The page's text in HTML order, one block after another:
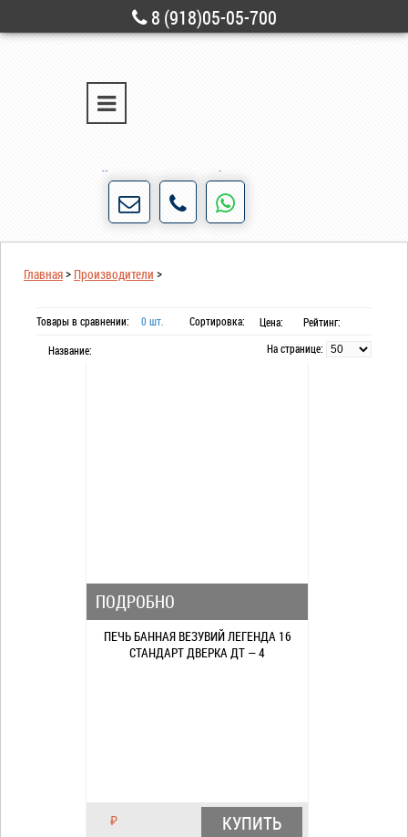
8 (918)05-05-700
г. Новороссийск ул. Свободы, д. 28
Порядочность и честность для нас не пустые
Главная> Производители >
Товары в сравнении: 0 шт. Сортировка: Цена: Рейтинг:
Название: На странице:
ПОДРОБНО
ПЕЧЬ БАННАЯ ВЕЗУВИЙ ЛЕГЕНДА 16
СТАНДАРТ ДВЕРКА ДТ — 4
₽ КУПИТЬ